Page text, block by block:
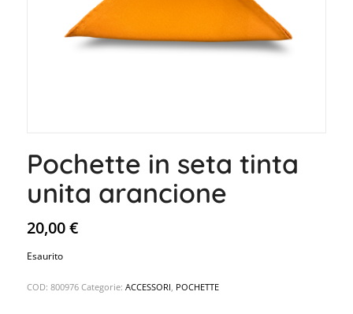
Pochette in seta tinta
unita arancione
20,00€
Esaurito
COD: 800976 Categorie: ACCESSORI, POCHETTE